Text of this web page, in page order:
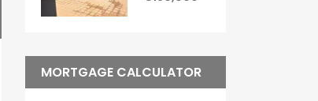
MORTGAGE CALCULATOR